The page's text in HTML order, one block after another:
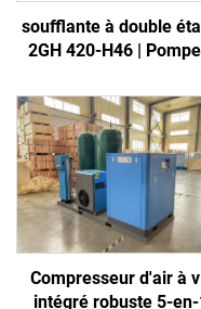
soufflante à double
2GH 420-H46 |
triphasée
Compresseur d'air à
intégré robuste 5-en-